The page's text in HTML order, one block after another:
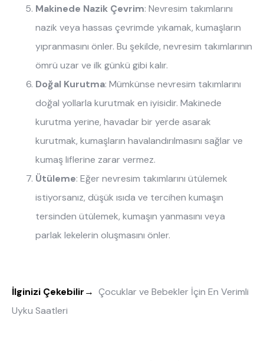
Makinede Nazik Çevrim: Nevresim takımlarını
nazik veya hassas çevrimde yıkamak, kumaşların
yıpranmasını önler. Bu şekilde, nevresim takımlarının
ömrü uzar ve ilk günkü gibi kalır.
Doğal Kurutma: Mümkünse nevresim takımlarını
doğal yollarla kurutmak en iyisidir. Makinede
kurutma yerine, havadar bir yerde asarak
kurutmak, kumaşların havalandırılmasını sağlar ve
kumaş liflerine zarar vermez.
Ütüleme: Eğer nevresim takımlarını ütülemek
istiyorsanız, düşük ısıda ve tercihen kumaşın
tersinden ütülemek, kumaşın yanmasını veya
parlak lekelerin oluşmasını önler.
İlginizi Çekebilir→ Çocuklar ve Bebekler İçin En Verimli
Uyku Saatleri